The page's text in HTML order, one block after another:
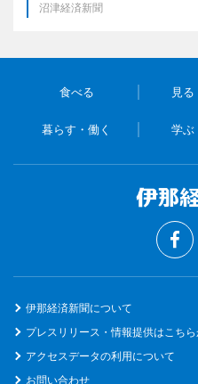
沼津経済新聞
食べる 見る
暮らす・働く 学ぶ
伊那経済新聞について
プレスリリース・情報提供はこちら
アクセスデータの利用について
お問い合わせ